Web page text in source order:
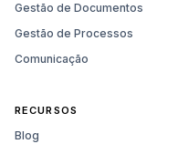
Gestão de Documentos
Gestão de Processos
Comunicação
RECURSOS
Blog